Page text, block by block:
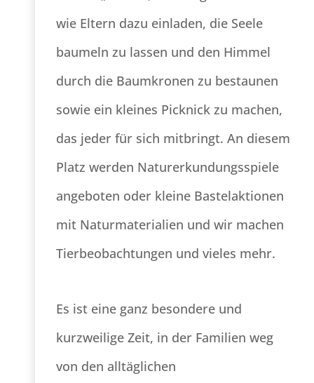
wie Eltern dazu einladen, die Seele
baumeln zu lassen und den Himmel
durch die Baumkronen zu bestaunen
sowie ein kleines Picknick zu machen,
das jeder für sich mitbringt. An diesem
Platz werden Naturerkundungsspiele
angeboten oder kleine Bastelaktionen
mit Naturmaterialien und wir machen
Tierbeobachtungen und vieles mehr.
Es ist eine ganz besondere und
kurzweilige Zeit, in der Familien weg
von den alltäglichen